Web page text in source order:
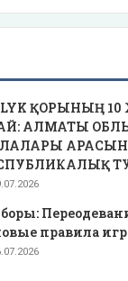
ҚОРЫНЫҢ
АЛМАТЫ
правила